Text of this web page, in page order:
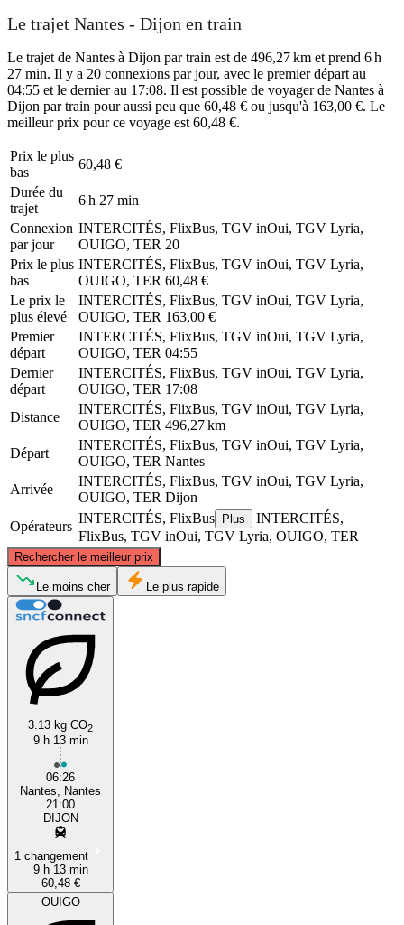
Le trajet Nantes - Dijon en train
Le trajet de Nantes à Dijon par train est de 496,27 km et prend 6 h
27 min. Il y a 20 connexions par jour, avec le premier départ au
04:55 et le dernier au 17:08. Il est possible de voyager de Nantes à
Dijon par train pour aussi peu que 60,48 € ou jusqu'à 163,00 €. Le
meilleur prix pour ce voyage est 60,48 €.
Prix ​​le plus
bas
60,48 €
Durée du
trajet
6 h 27 min
Connexion
par jour
INTERCITÉS, FlixBus, TGV inOui, TGV Lyria,
OUIGO, TER 20
Prix ​​le plus
bas
INTERCITÉS, FlixBus, TGV inOui, TGV Lyria,
OUIGO, TER 60,48 €
Le prix le
plus élevé
INTERCITÉS, FlixBus, TGV inOui, TGV Lyria,
OUIGO, TER 163,00 €
Premier
départ
INTERCITÉS, FlixBus, TGV inOui, TGV Lyria,
OUIGO, TER 04:55
Dernier
départ
INTERCITÉS, FlixBus, TGV inOui, TGV Lyria,
OUIGO, TER 17:08
Distance
INTERCITÉS, FlixBus, TGV inOui, TGV Lyria,
OUIGO, TER 496,27 km
Départ
INTERCITÉS, FlixBus, TGV inOui, TGV Lyria,
OUIGO, TER Nantes
Arrivée
INTERCITÉS, FlixBus, TGV inOui, TGV Lyria,
OUIGO, TER Dijon
Opérateurs
INTERCITÉS, FlixBus Plus
INTERCITÉS,
FlixBus, TGV inOui, TGV Lyria, OUIGO, TER
Rechercher le meilleur prix
Nantes
©CARTO, ©OpenStreetMapcontributors
Le moins cher Le plus rapide
3.13 kg CO2
9 h 13 min
06:26
Nantes, Nantes
21:00
DIJON
1 changement
9 h 13 min
60,48 €
OUIGO